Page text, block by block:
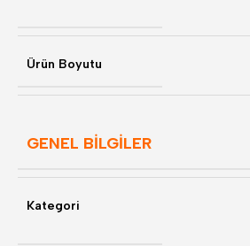
Ürün Boyutu
GENEL BİLGİLER
Kategori